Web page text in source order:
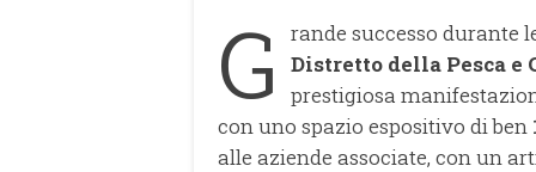
G
rande successo durante
Distretto della Pesca e
prestigiosa
con uno spazio espositivo di ben
alle aziende associate, con un